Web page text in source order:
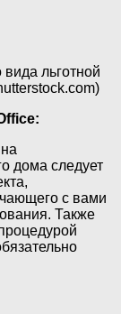
льготной
дома следует
с вами
Также